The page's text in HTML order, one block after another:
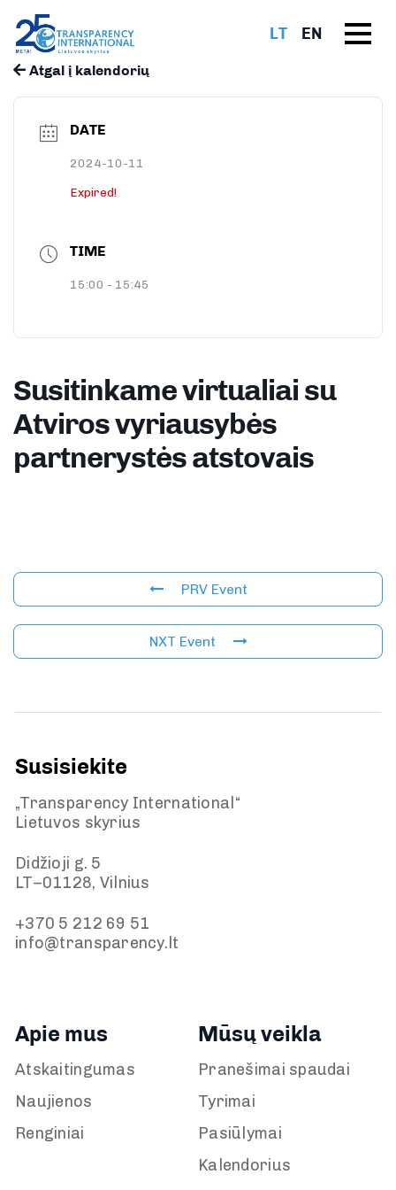
LT EN
Atgal į kalendorių
DATE
2024-10-11
Expired!
TIME
15:00 - 15:45
Susitinkame virtualiai su
Atviros vyriausybės
partnerystės atstovais
PRV Event
NXT Event
Susisiekite
„Transparency International“
Lietuvos skyrius
Didžioji g. 5
LT–01128, Vilnius
+370 5 212 69 51
info@transparency.lt
Apie mus
Atskaitingumas
Naujienos
Renginiai
Mūsų veikla
Pranešimai spaudai
Tyrimai
Pasiūlymai
Kalendorius